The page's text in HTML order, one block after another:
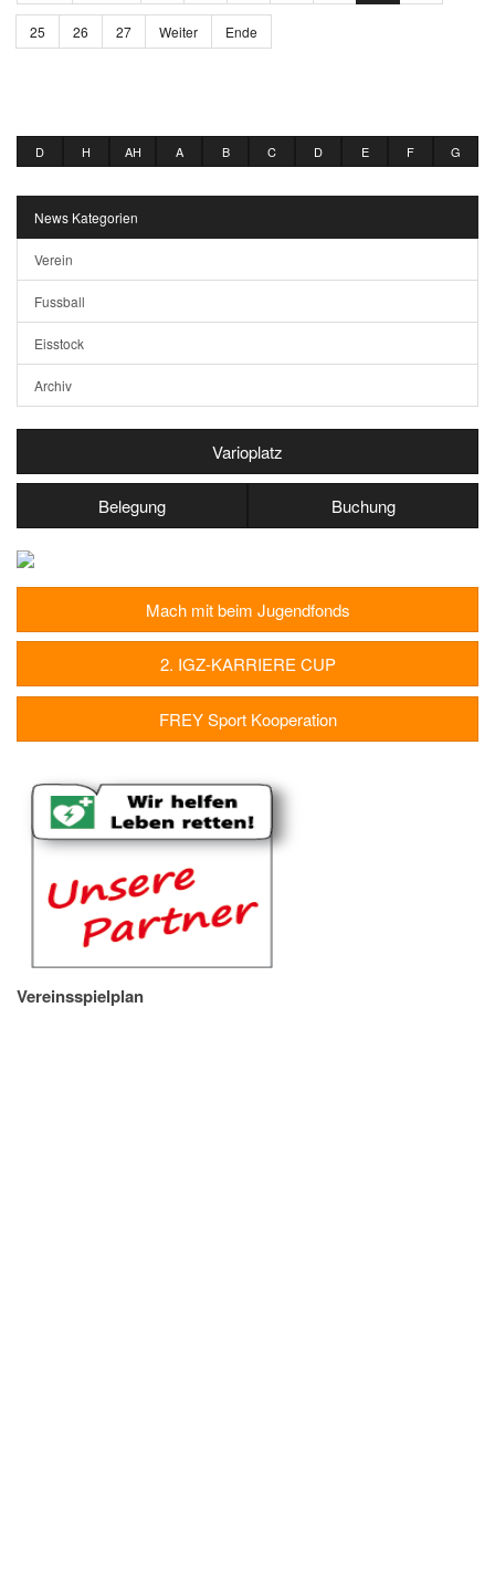
25 26 27 Weiter Ende
D H AH A B C D E F G
News Kategorien
Verein
Fussball
Eisstock
Archiv
Varioplatz
Belegung Buchung
Mach mit beim Jugendfonds
2. IGZ-KARRIERE CUP
FREY Sport Kooperation
Vereinsspielplan